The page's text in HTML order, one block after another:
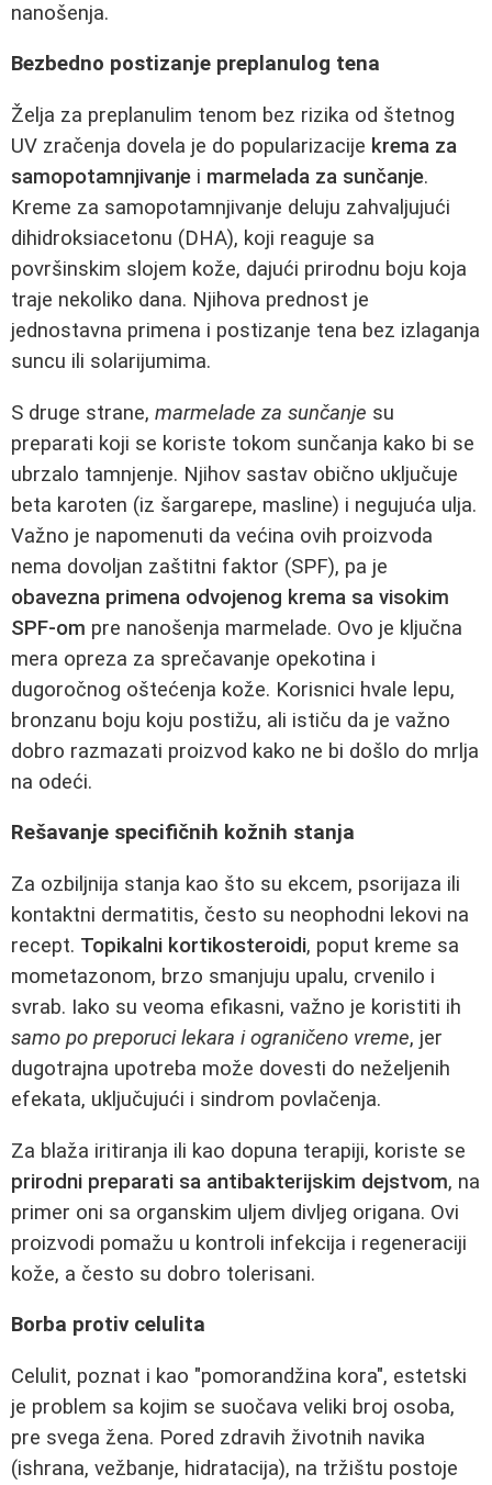
nanošenja.
Bezbedno postizanje preplanulog tena
Želja za preplanulim tenom bez rizika od štetnog
UV zračenja dovela je do popularizacije krema za
samopotamnjivanje i marmelada za sunčanje.
Kreme za samopotamnjivanje deluju zahvaljujući
dihidroksiacetonu (DHA), koji reaguje sa
površinskim slojem kože, dajući prirodnu boju koja
traje nekoliko dana. Njihova prednost je
jednostavna primena i postizanje tena bez izlaganja
suncu ili solarijumima.
S druge strane, marmelade za sunčanje su
preparati koji se koriste tokom sunčanja kako bi se
ubrzalo tamnjenje. Njihov sastav obično uključuje
beta karoten (iz šargarepe, masline) i negujuća ulja.
Važno je napomenuti da većina ovih proizvoda
nema dovoljan zaštitni faktor (SPF), pa je
obavezna primena odvojenog krema sa visokim
SPF-om pre nanošenja marmelade. Ovo je ključna
mera opreza za sprečavanje opekotina i
dugoročnog oštećenja kože. Korisnici hvale lepu,
bronzanu boju koju postižu, ali ističu da je važno
dobro razmazati proizvod kako ne bi došlo do mrlja
na odeći.
Rešavanje specifičnih kožnih stanja
Za ozbiljnija stanja kao što su ekcem, psorijaza ili
kontaktni dermatitis, često su neophodni lekovi na
recept. Topikalni kortikosteroidi, poput kreme sa
mometazonom, brzo smanjuju upalu, crvenilo i
svrab. Iako su veoma efikasni, važno je koristiti ih
samo po preporuci lekara i ograničeno vreme, jer
dugotrajna upotreba može dovesti do neželjenih
efekata, uključujući i sindrom povlačenja.
Za blaža iritiranja ili kao dopuna terapiji, koriste se
prirodni preparati sa antibakterijskim dejstvom, na
primer oni sa organskim uljem divljeg origana. Ovi
proizvodi pomažu u kontroli infekcija i regeneraciji
kože, a često su dobro tolerisani.
Borba protiv celulita
Celulit, poznat i kao "pomorandžina kora", estetski
je problem sa kojim se suočava veliki broj osoba,
pre svega žena. Pored zdravih životnih navika
(ishrana, vežbanje, hidratacija), na tržištu postoje